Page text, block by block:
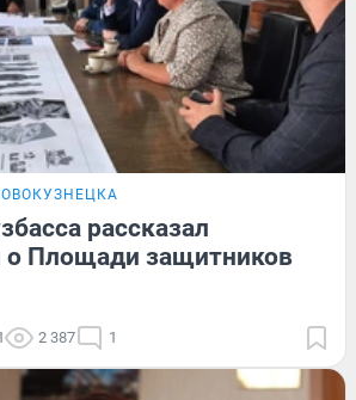
рассказал
о Площади защитников
2 387 1